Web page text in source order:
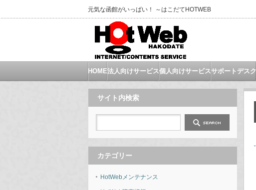
元気な函館がいっぱい！ ～はこだてHOTWEB
HOME法人向けサービス個人向けサービスサポートデスク
サイト内検索
カテゴリー
HotWebメンテナンス